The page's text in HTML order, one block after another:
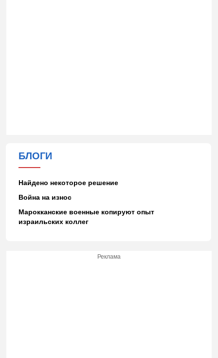
БЛОГИ
Найдено некоторое решение
Война на износ
Марокканские военные копируют опыт
израильских коллег
Реклама